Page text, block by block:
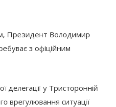
Президент Володимир
з офіційним
делегації у Тристоронній
врегулювання ситуації